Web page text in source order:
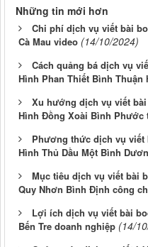
Những tin mới hơn
Chi phí dịch vụ viết bài
Cà Mau video (14/10/2024)
Cách quảng bá dịch vụ
Hình Phan Thiết Bình Thuận
Xu hướng dịch vụ viết
Hình Đồng Xoài Bình Phước
Phương thức dịch vụ viết
Hình Thủ Dầu Một Bình
Mục tiêu dịch vụ viết bài
Quy Nhơn Bình Định công
Lợi ích dịch vụ viết bài
Bến Tre doanh nghiệp (14/